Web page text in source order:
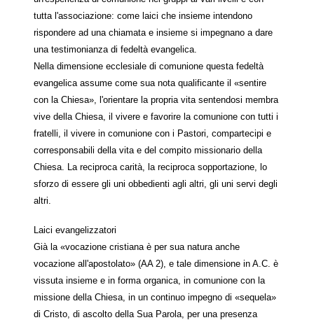
tutta l'associazione: come laici che insieme intendono
rispondere ad una chiamata e insieme si impegnano a dare
una testimonianza di fedeltà evangelica.
Nella dimensione ecclesiale di comunione questa fedeltà
evangelica assume come sua nota qualificante il «sentire
con la Chiesa», l'orientare la propria vita sentendosi membra
vive della Chiesa, il vivere e favorire la comunione con tutti i
fratelli, il vivere in comunione con i Pastori, compartecipi e
corresponsabili della vita e del compito missionario della
Chiesa. La reciproca carità, la reciproca sopportazione, lo
sforzo di essere gli uni obbedienti agli altri, gli uni servi degli
altri.
Laici evangelizzatori
Già la «vocazione cristiana è per sua natura anche
vocazione all'apostolato» (AA 2), e tale dimensione in A.C. è
vissuta insieme e in forma organica, in comunione con la
missione della Chiesa, in un continuo impegno di «sequela»
di Cristo, di ascolto della Sua Parola, per una presenza